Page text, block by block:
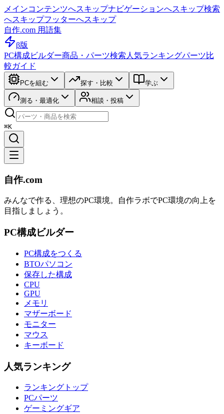
メインコンテンツへスキップナビゲーションへスキップ検索
へスキップフッターへスキップ
自作.com 用語集
β版
PC構成ビルダー商品・パーツ検索 人気ランキングパーツ比
較ガイド
PCを組む 探す・比較 学ぶ
測る・最適化 相談・投稿
⌘K
自作.com
みんなで作る、理想のPC環境。 自作ラボでPC環境の向上を
目指しましょう。
PC構成ビルダー
PC構成をつくる
BTOパソコン
保存した構成
CPU
GPU
メモリ
マザーボード
モニター
マウス
キーボード
人気ランキング
ランキングトップ
PCパーツ
ゲーミングギア